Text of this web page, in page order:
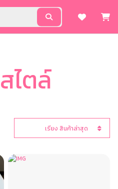
ไตล์
เรียง สินค้าล่าสุด